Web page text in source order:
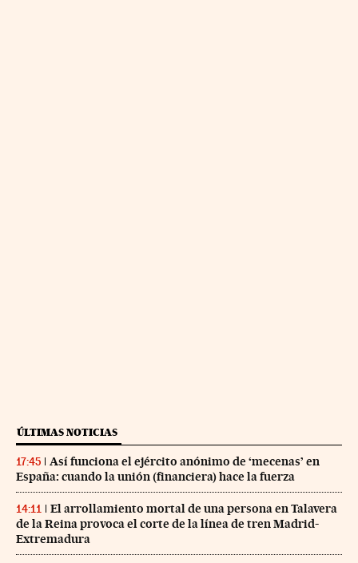
ÚLTIMAS NOTICIAS
17:45
Así funciona el ejército anónimo de ‘mecenas’ en
España: cuando la unión (financiera) hace la fuerza
14:11
El arrollamiento mortal de una persona en Talavera
de la Reina provoca el corte de la línea de tren Madrid-
Extremadura